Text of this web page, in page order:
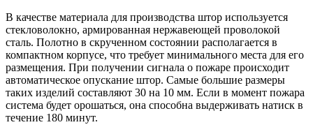
В качестве материала для производства штор используется
стекловолокно, армированная нержавеющей проволокой
сталь. Полотно в скрученном состоянии располагается в
компактном корпусе, что требует минимального места для его
размещения. При получении сигнала о пожаре происходит
автоматическое опускание штор. Самые большие размеры
таких изделий составляют 30 на 10 мм. Если в момент пожара
система будет орошаться, она способна выдерживать натиск в
течение 180 минут.